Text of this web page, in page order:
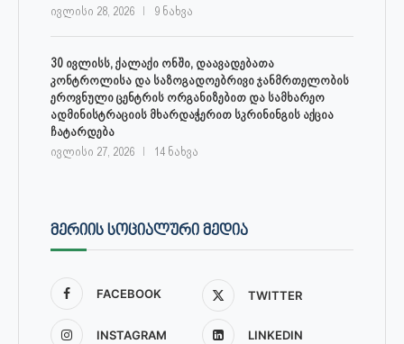
ივლისი 28, 2026 9 ნახვა
30 ივლისს, ქალაქი ონში, დაავადებათა
კონტროლისა და საზოგადოებრივი ჯანმრთელობის
ეროვნული ცენტრის ორგანიზებით და სამხარეო
ადმინისტრაციის მხარდაჭერით სკრინინგის აქცია
ჩატარდება
ივლისი 27, 2026 14 ნახვა
ᲛᲔᲠᲘᲘᲡ ᲡᲝᲪᲘᲐᲚᲣᲠᲘ ᲛᲔᲓᲘᲐ
FACEBOOK TWITTER
INSTAGRAM LINKEDIN